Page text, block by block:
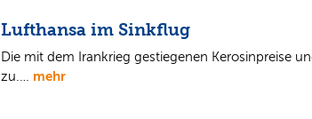
Lufthansa im Sinkflug
Die mit dem Irankrieg gestiegenen Kerosinpreise
zu.… mehr